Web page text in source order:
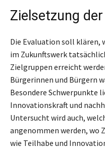
Zielsetzung
Die Evaluation soll klären,
im Zukunftswerk
Zielgruppen erreicht
Bürgerinnen und Bürgern
Besondere Schwerpunkte
Innovationskraft und
Untersucht wird auch,
angenommen werden, wo
wie Teilhabe und